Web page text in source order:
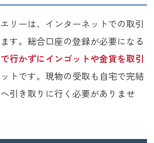
リーは、インターネットでの取引
す。総合口座の登録が必要になる
行かずにインゴットや金貨を取引
トです。現物の受取も自宅で完結
引き取りに行く必要がありませ